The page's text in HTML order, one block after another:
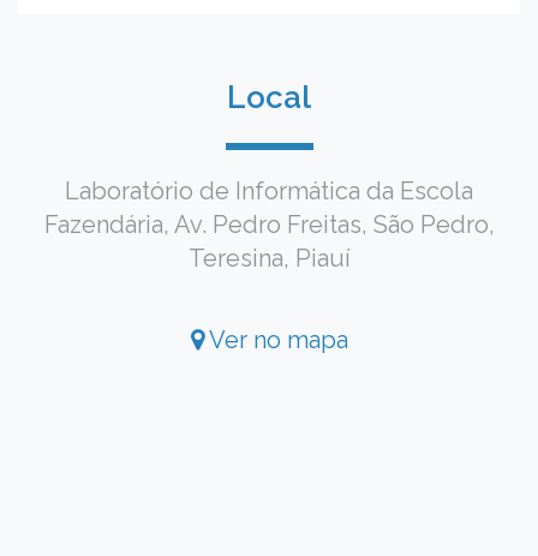
Local
Laboratório de Informática da Escola
Fazendária, Av. Pedro Freitas, São Pedro,
Teresina, Piauí
Ver no mapa